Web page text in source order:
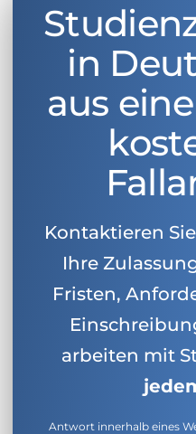
in
aus
Kontaktieren
Ihre
Fristen,
arbeiten mit
Antwort innerhalb eines